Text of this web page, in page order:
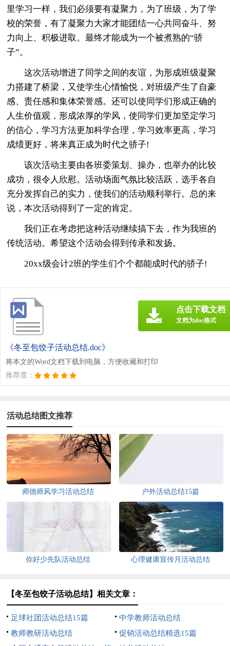
里学习一样，我们必须要有凝聚力，为了班级，为了学
校的荣誉，有了凝聚力大家才能团结一心共同奋斗、努
力向上、积极进取。最终才能成为一个被煮熟的“骄
子”。
这次活动增进了同学之间的友谊，为形成班级凝聚
力搭建了桥梁，又使学生心情愉悦，对班级产生了自豪
感、责任感和集体荣誉感。还可以使同学们形成正确的
人生价值观，形成浓厚的学风，使同学们更加坚定学习
的信心，学习方法更加科学合理，学习效率更高，学习
成绩更好，将来真正成为时代之骄子!
该次活动主要由各班委策划、操办，也举办的比较
成功，很令人欣慰。活动场面气氛比较活跃，选手各自
充分发挥自己的实力，使我们的活动顺利举行。总的来
说，本次活动得到了一定的肯定。
我们正在考虑把这种活动继续搞下去，作为我班的
传统活动。希望这个活动会得到传承和发扬。
20xx级会计2班的学生们个个都能成时代的骄子!
《冬至包饺子活动总结.doc》
将本文的Word文档下载到电脑，方便收藏和打印
推荐度：
点击下载文档
文档为doc格式
活动总结图文推荐
师德师风学习活动总结 户外活动总结15篇
你好少先队活动总结 心理健康宣传月活动总结
【冬至包饺子活动总结】相关文章：
足球社团活动总结15篇
中学教师活动总结
教师教研活动总结
促销活动总结精选15篇